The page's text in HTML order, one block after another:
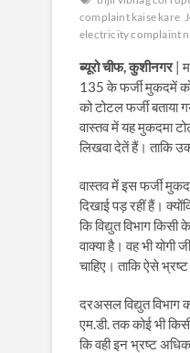
complaint kaise kare
electricity complaint
ब्यूरो चीफ, कुशीनगर|
135 के फर्जी मुकदमें
को टोटल फर्जी
वास्तव में यह मुकदमा
लिखवा देतें हैं। ताकि
वास्तव में इस फर्जी
दिखाई पड़ रहीं हैं।
कि विद्युत विभाग
वाक्या है। वह भी
चाहिए। ताकि ऐसे
दरअसल विद्युत विभाग
एम.डी. तक कोई भी
कि वही इन भ्रष्ट